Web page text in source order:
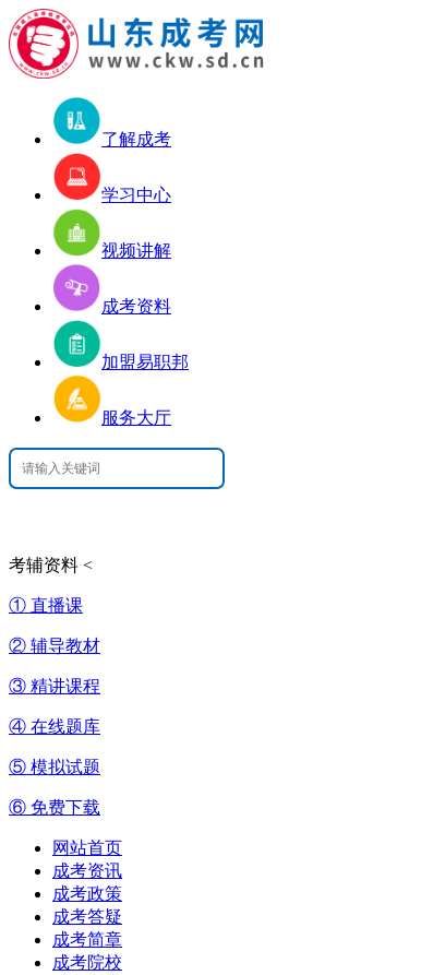
了解成考
学习中心
视频讲解
成考资料
加盟易职邦
服务大厅
考辅资料 <
① 直播课
② 辅导教材
③ 精讲课程
④ 在线题库
⑤ 模拟试题
⑥ 免费下载
网站首页
成考资讯
成考政策
成考答疑
成考简章
成考院校